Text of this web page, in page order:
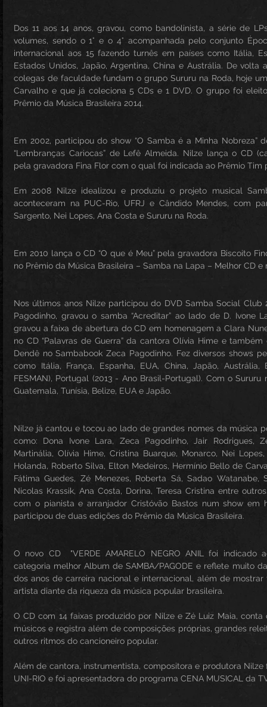
Dos 11 aos 14 anos, gravou, como bandolinista, a série de
volumes, sendo o 1° e o 4° acompanhada pelo conjunto
internacional aos 15 fazendo turnês em países como Itália,
Estados Unidos, Japão, Argentina, China e Austrália. De volta
colegas de faculdade fundam o grupo Sururu na Roda, hoje
Carvalho e que já coleciona 5 CDs e 1 DVD. O grupo foi
Prêmio da Música Brasileira 2014.
Em 2002, participou do show “O Samba é a Minha Nobreza”
“Lembranças Cariocas” de Lefê Almeida. Nilze lança o CD
pela gravadora Fina Flor com o qual foi indicada ao Prêmio
Em 2008 Nilze idealizou e produziu o projeto musical
aconteceram na PUC-Rio, UFRJ e Cândido Mendes, com
Sargento, Nei Lopes, Ana Costa e Sururu na Roda.
Em 2010 lança o CD “O que é Meu” pela gravadora Biscoito
no Prêmio da Música Brasileira – Samba na Lapa – Melhor CD e
Nos últimos anos Nilze participou do DVD Samba Social Club
Pagodinho, gravou o samba “Acreditar” ao lado de D. Ivone
gravou a faixa de abertura do CD em homenagem a Clara
no CD “Palavras de Guerra” da cantora Olívia Hime e
Dendê no Sambabook Zeca Pagodinho. Fez diversos shows
como Itália, França, Espanha, EUA, China, Japão,
FESMAN), Portugal (2013 - Ano Brasil-Portugal). Com o
Guatemala, Tunísia, Belize, EUA e Japão.
Nilze já cantou e tocou ao lado de grandes nomes da música
como: Dona Ivone Lara, Zeca Pagodinho, Jair Rodrigues,
Martinália, Olívia Hime, Cristina Buarque, Monarco, Nei
Holanda, Roberto Silva, Elton Medeiros, Hermínio Bello de
Fátima Guedes, Zé Menezes, Roberta Sá, Sadao Watanabe,
Nicolas Krassik, Ana Costa, Dorina, Teresa Cristina entre
com o pianista e arranjador Cristóvão Bastos num show em
participou de duas edições do Prêmio da Música Brasileira.
O novo CD  "VERDE AMARELO NEGRO ANIL foi indicado
categoria melhor Album de SAMBA/PAGODE e reflete muito
dos anos de carreira nacional e internacional, além de
artista diante da riqueza da música popular brasileira.
O CD com 14 faixas produzido por Nilze e Zé Luiz Maia,
músicos e registra além de composições próprias, grandes
outros ritmos do cancioneiro popular.
Além de cantora, instrumentista, compositora e produtora
UNI-RIO e foi apresentadora do programa CENA MUSICAL da